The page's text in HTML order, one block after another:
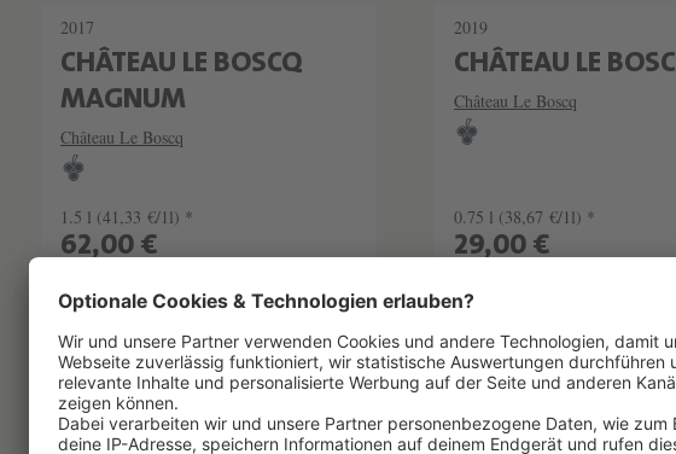
2017
CHÂTEAU LE BOSCQ
MAGNUM
Château Le Boscq
1.5 l (41,33 €/1l) *
62,00 €
IN DEN WARENKORB
Lebensmittelhinweise
2019
CHÂTEAU LE
Château Le Boscq
0.75 l (38,67 €/1l) *
29,00 €
IN DEN
Lebensmittelhinweise